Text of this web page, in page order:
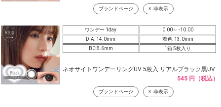
ブランドページ 非表示
ワンデー 1day
0.00～ -10.00
DIA: 14.0mm
着色: 13.0mm
BC 8.6mm
1箱 5枚入り
ネオサイトワンデーリングUV 5枚入 リアルブラック黒UV
545 円（税込）
ブランドページ 非表示